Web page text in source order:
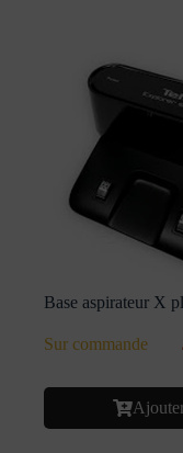
Base aspirateur X
Sur commande